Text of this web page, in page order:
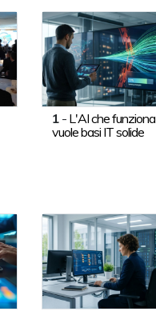
1 - L'AI che funziona
vuole basi IT solide